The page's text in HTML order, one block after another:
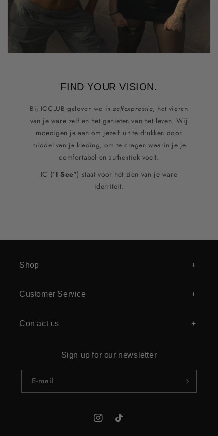
FIND YOUR VISION.
Bij ICCLUB geloven we inzelfexpressie, het vieren
van je ware zelf en het genieten van het leven. Wij
moedigen je aan om jezelf uit te drukken door
middel van je kleding, om te dragen waarin je je
comfortabel en authentiek voelt.
IC ("I See") staat voor het zien van je ware
identiteit.
Shop
Customer Service
Contact us
Sign up for our newsletter
E‑mail
InstagramTikTok